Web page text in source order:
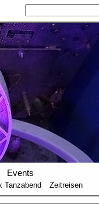
Events
Tanzabend Zeitreisen